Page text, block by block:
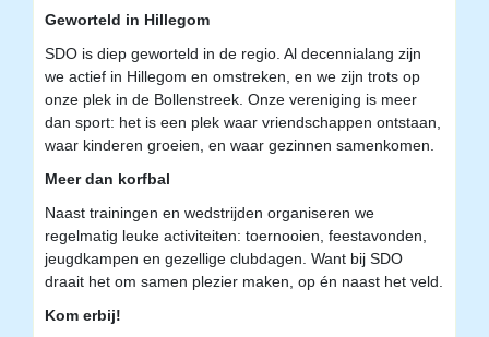
Geworteld in Hillegom
SDO is diep geworteld in de regio. Al decennialang zijn
we actief in Hillegom en omstreken, en we zijn trots op
onze plek in de Bollenstreek. Onze vereniging is meer
dan sport: het is een plek waar vriendschappen ontstaan,
waar kinderen groeien, en waar gezinnen samenkomen.
Meer dan korfbal
Naast trainingen en wedstrijden organiseren we
regelmatig leuke activiteiten: toernooien, feestavonden,
jeugdkampen en gezellige clubdagen. Want bij SDO
draait het om samen plezier maken, op én naast het veld.
Kom erbij!